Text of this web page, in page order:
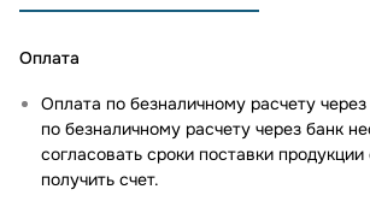
Оплата
Оплата по безналичному расчету
по безналичному расчету через банк
согласовать сроки поставки
получить счет.